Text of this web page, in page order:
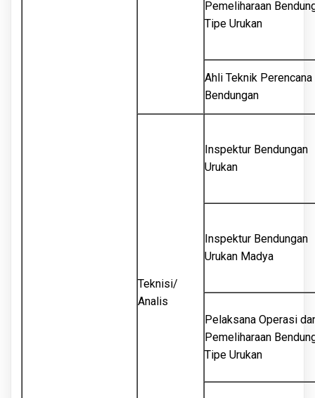
Pemeliharaan
Tipe Urukan
Ahli Teknik Perencana
Bendungan
Teknisi/
Analis
Inspektur Bendungan
Urukan
Inspektur Bendungan
Urukan Madya
Pelaksana Operasi
Pemeliharaan
Tipe Urukan